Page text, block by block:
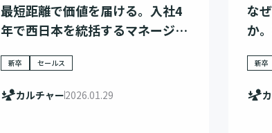
最短距離で価値を届ける。入社4
年で西日本を統括するマネージャ
新卒 セールス
カルチャー2026.01.29
な
か
新卒